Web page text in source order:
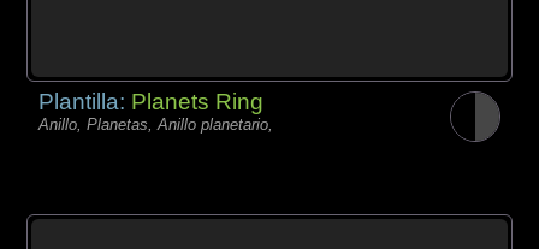
Plantilla: Planets Ring
Anillo, Planetas, Anillo planetario,